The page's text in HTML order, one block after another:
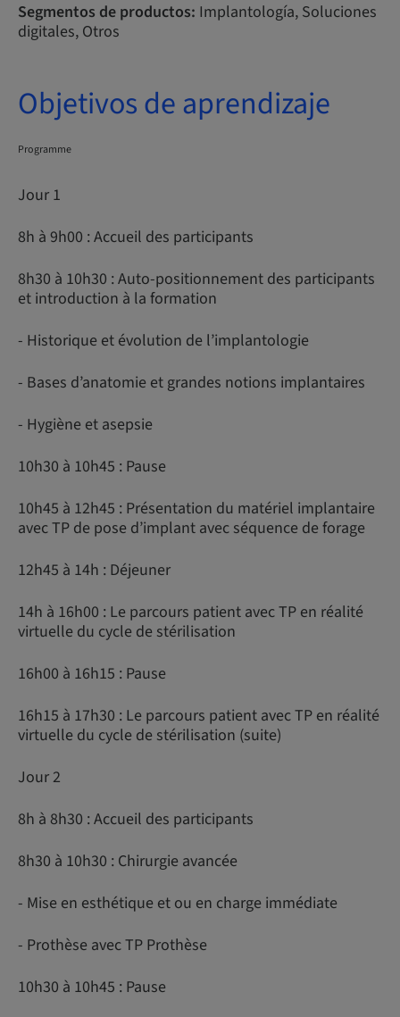
Segmentos de productos: Implantología, Soluciones
digitales, Otros
Objetivos de aprendizaje
Programme
Jour 1
8h à 9h00 : Accueil des participants
8h30 à 10h30 : Auto-positionnement des participants
et introduction à la formation
- Historique et évolution de l’implantologie
- Bases d’anatomie et grandes notions implantaires
- Hygiène et asepsie
10h30 à 10h45 : Pause
10h45 à 12h45 : Présentation du matériel implantaire
avec TP de pose d’implant avec séquence de forage
12h45 à 14h : Déjeuner
14h à 16h00 : Le parcours patient avec TP en réalité
virtuelle du cycle de stérilisation
16h00 à 16h15 : Pause
16h15 à 17h30 : Le parcours patient avec TP en réalité
virtuelle du cycle de stérilisation (suite)
Jour 2
8h à 8h30 : Accueil des participants
8h30 à 10h30 : Chirurgie avancée
- Mise en esthétique et ou en charge immédiate
- Prothèse avec TP Prothèse
10h30 à 10h45 : Pause